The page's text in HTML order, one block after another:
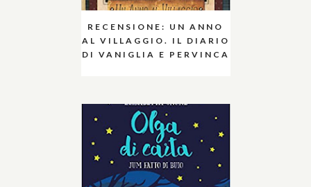
RECENSIONE: UN ANNO
AL VILLAGGIO. IL DIARIO
DI VANIGLIA E PERVINCA